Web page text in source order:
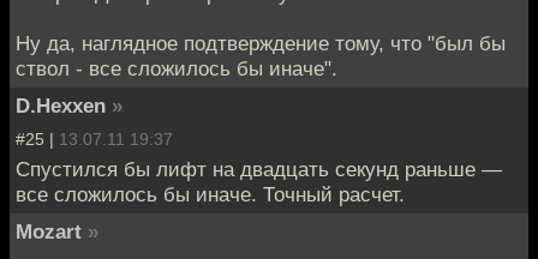
Ну да, наглядное подтверждение тому, что "был бы
ствол - все сложилось бы иначе".
D.Hexxen »
#25 | 13.07.11 19:37
Спустился бы лифт на двадцать секунд раньше —
все сложилось бы иначе. Точный расчет.
Mozart »